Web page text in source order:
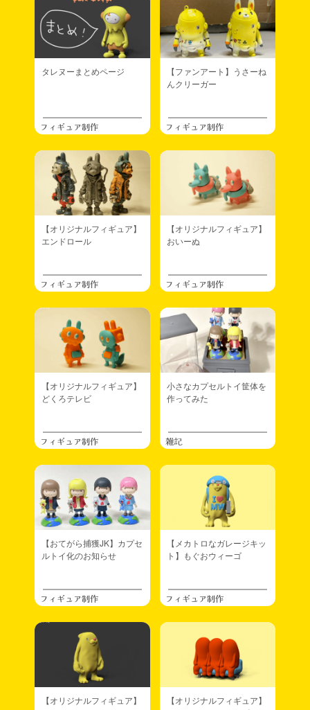
タレヌーまとめページ
フィギュア制作
【ファンアート】うさーね
んクリーガー
フィギュア制作
【オリジナルフィギュア】
エンドロール
フィギュア制作
【オリジナルフィギュア】
おいーぬ
フィギュア制作
【オリジナルフィギュア】
どくろテレビ
フィギュア制作
小さなカプセルトイ筐体を
作ってみた
雑記
【おてがら捕獲JK】カプセ
ルトイ化のお知らせ
フィギュア制作
【メカトロなガレージキッ
ト】もぐおウィーゴ
フィギュア制作
【オリジナルフィギュア】
【オリジナルフィギュア】